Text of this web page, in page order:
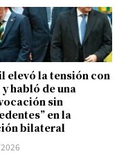
elevó la tensión con
habló de una
sin
en la
bilateral